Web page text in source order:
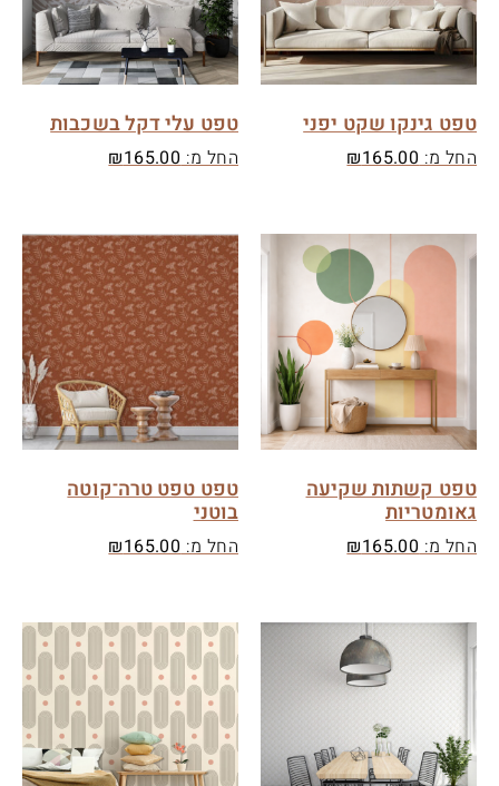
טפט גינקו שקט יפני
החל מ: ₪165.00
טפט עלי דקל בשכבות
החל מ: ₪165.00
טפט קשתות שקיעה
גאומטריות
החל מ: ₪165.00
טפט טפט טרה־קוטה
בוטני
החל מ: ₪165.00